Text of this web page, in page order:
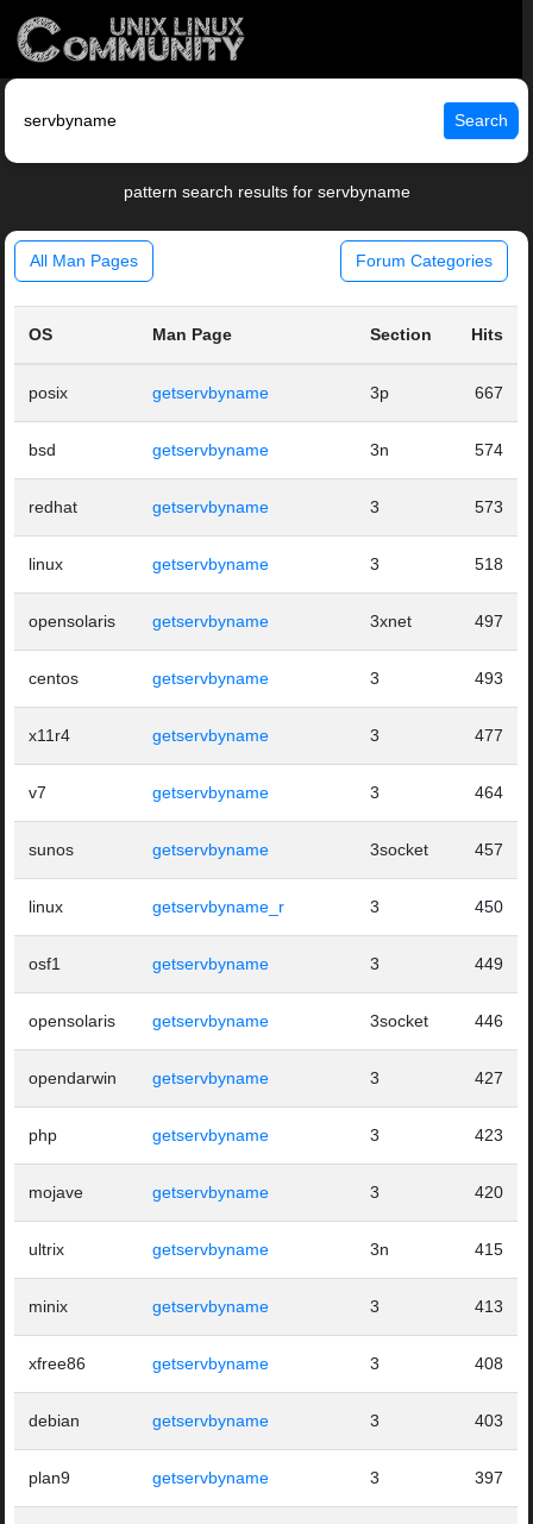
Search
pattern search results for servbyname
All Man Pages Forum Categories
OS Man Page Section Hits
posix getservbyname 3p 667
bsd getservbyname 3n 574
redhat getservbyname 3 573
linux getservbyname 3 518
opensolaris getservbyname 3xnet 497
centos getservbyname 3 493
x11r4 getservbyname 3 477
v7 getservbyname 3 464
sunos getservbyname 3socket 457
linux getservbyname_r 3 450
osf1 getservbyname 3 449
opensolaris getservbyname 3socket 446
opendarwin getservbyname 3 427
php getservbyname 3 423
mojave getservbyname 3 420
ultrix getservbyname 3n 415
minix getservbyname 3 413
xfree86 getservbyname 3 408
debian getservbyname 3 403
plan9 getservbyname 3 397